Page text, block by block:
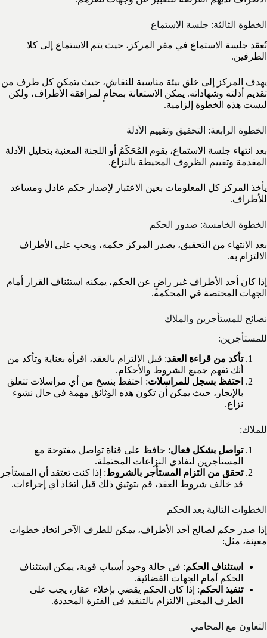
الخطوة الثالثة: جلسة الاستماع
تُعقد جلسة الاستماع في مقر المركز، حيث يتم الاستماع إلى كلا
الطرفين.
يهدف المركز إلى خلق بيئة مناسبة للنقاش، حيث يتمكن كل طرف من
تقديم أدلته وشهاداته. يمكن الاستعانة بمحامٍ لمرافقة الأطراف، ولكن
ليست هذه الخطوة إلزامية.
الخطوة الرابعة: التحقيق وتقييم الأدلة
بعد انتهاء جلسة الاستماع، يقوم المُحَكَمُ أو اللجنة المعنية بتحليل الأدلة
المقدمة وتقييم الظروف المحيطة بالنزاع.
يأخذ المركز كل المعلومات بعين الاعتبار لإصدار حكم عادل ومساعد
للأطراف.
الخطوة الخامسة: صدور الحكم
بعد الانتهاء من التحقيق، يصدر المركز حكمه، ويجب على الأطراف
الالتزام به.
إذا كان أحد الأطراف غير راضٍ عن الحكم، يمكنه استئناف القرار أمام
الجهات المختصة في المحكمة.
نصائح للمستأجرين والملاك
للمستأجرين:
تأكد من قراءة العقد: قبل الالتزام بالعقد، اقرأه بعناية وتأكد من
أنك تفهم جميع الشروط والأحكام.
احتفظ بسجل للمراسلات: احتفظ بنسخ من أي مراسلات تتعلق
بالإيجار، حيث يمكن أن تكون هذه الوثائق مهمة في حال نشوء
نزاع.
للملاك:
تواصل بشكل فعال: حافظ على قناة تواصل مفتوحة مع
المستأجرين لتفادي النزاعات المحتملة.
تحقق من التزام المستأجر بالشروط: إذا كنت تعتقد أن المستأجر
قد خالف شروط العقد، قم بتوثيق ذلك قبل اتخاذ أي إجراءات.
الخطوات التالية بعد الحكم
إذا صدر حكم لصالح أحد الأطراف، يمكن للطرف الآخر اتخاذ خطوات
معينة، مثل:
استئناف الحكم: في حالة وجود أسباب قوية، يمكن استئناف
الحكم أمام الجهات القضائية.
تنفيذ الحكم: إذا كان الحكم يقضي بإخلاء عقار، يجب على
الطرف المعني الالتزام بالتنفيذ في الفترة المحددة.
التعاون مع المحامي